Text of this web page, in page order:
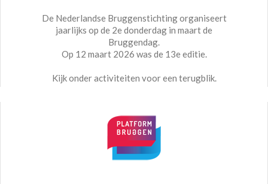
De Nederlandse Bruggenstichting organiseert
jaarlijks op de 2e donderdag in maart de
Bruggendag.
Op 12 maart 2026 was de 13e editie.
Kijk onder activiteiten voor een terugblik.